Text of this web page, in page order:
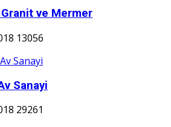
ve Mermer
13056
Sanayi
29261